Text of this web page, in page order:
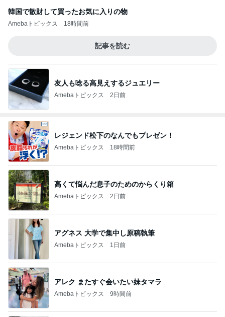
韓国で散財して買ったお気に入りの物
Amebaトピックス 18時間前
記事を読む
友人も唸る高見えするジュエリー
Amebaトピックス 2日前
レジェンド松下のなんでもプレゼン！
Amebaトピックス 18時間前
高くて悩んだ息子のためのからくり箱
Amebaトピックス 2日前
アグネス 大学で集中し原稿執筆
Amebaトピックス 1日前
アレク またすぐ会いたい妹タマラ
Amebaトピックス 9時間前